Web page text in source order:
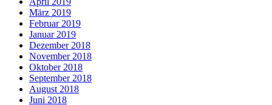
März 2019
Februar 2019
Januar 2019
Dezember 2018
November 2018
Oktober 2018
September 2018
August 2018
Juni 2018